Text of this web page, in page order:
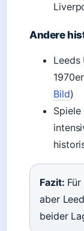
Andere
Bild)
Fazit:
aber
beider